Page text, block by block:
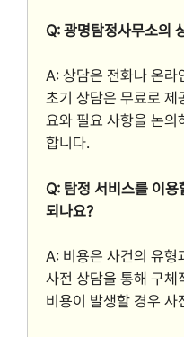
Q: 광명탐정사무소의
A: 상담은 전화나 온라
초기 상담은 무료로 제
요와 필요 사항을 논의
합니다.
Q: 탐정 서비스를 이용
되나요?
A: 비용은 사건의 유형
사전 상담을 통해 구체
비용이 발생할 경우 사